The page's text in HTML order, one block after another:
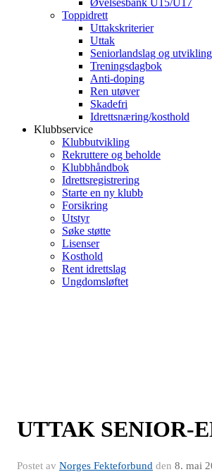
Toppidrett
Uttakskriterier
Uttak
Seniorlandslag og
Treningsdagbok
Anti-doping
Ren utøver
Skadefri
Idrettsnæring/kosthold
Klubbservice
Klubbutvikling
Rekruttere og beholde
Klubbhåndbok
Idrettsregistrering
Starte en ny klubb
Forsikring
Utstyr
Søke støtte
Lisenser
Kosthold
Rent idrettslag
Ungdomsløftet
UTTAK SENIOR-
Postet av Norges Fekteforbund den 8. mai